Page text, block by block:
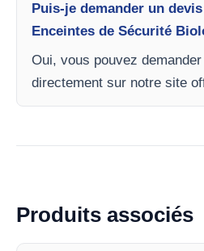
Puis-je demander un
Enceintes de Sécurité
Oui, vous pouvez
directement sur notre site
Produits associés